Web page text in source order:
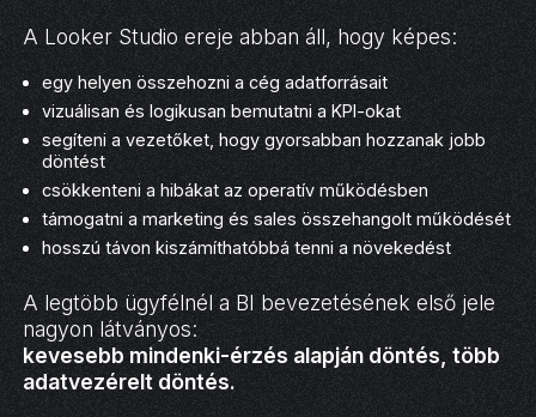
A Looker Studio ereje abban áll, hogy képes:
egy helyen összehozni a cég adatforrásait
vizuálisan és logikusan bemutatni a KPI-okat
segíteni a vezetőket, hogy gyorsabban hozzanak jobb
döntést
csökkenteni a hibákat az operatív működésben
támogatni a marketing és sales összehangolt működését
hosszú távon kiszámíthatóbbá tenni a növekedést
A legtöbb ügyfélnél a BI bevezetésének első jele
nagyon látványos:
kevesebb mindenki-érzés alapján döntés, több
adatvezérelt döntés.